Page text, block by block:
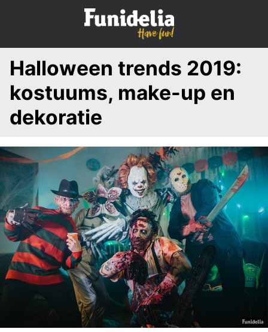
p
e
n
Halloween trends 2019:
kostuums, make-up en
dekoratie